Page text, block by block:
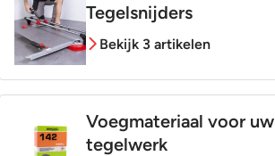
Tegelsnijders
Bekijk 3 artikelen
Voegmateriaal voor uw
tegelwerk